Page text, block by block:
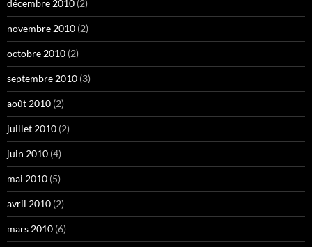
décembre 2010 (2)
novembre 2010 (2)
octobre 2010 (2)
septembre 2010 (3)
août 2010 (2)
juillet 2010 (2)
juin 2010 (4)
mai 2010 (5)
avril 2010 (2)
mars 2010 (6)